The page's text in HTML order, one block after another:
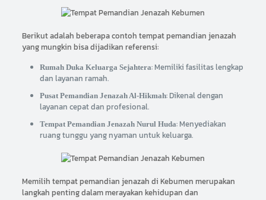
Berikut adalah beberapa contoh tempat pemandian jenazah
yang mungkin bisa dijadikan referensi:
Rumah Duka Keluarga Sejahtera: Memiliki fasilitas lengkap
dan layanan ramah.
Pusat Pemandian Jenazah Al-Hikmah: Dikenal dengan
layanan cepat dan profesional.
Tempat Pemandian Jenazah Nurul Huda: Menyediakan
ruang tunggu yang nyaman untuk keluarga.
Memilih tempat pemandian jenazah di Kebumen merupakan
langkah penting dalam merayakan kehidupan dan